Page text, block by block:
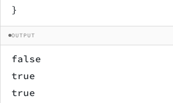
}
OUTPUT
false
true
true